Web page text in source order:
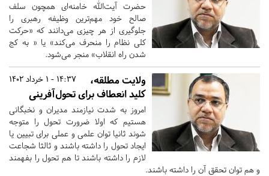
حضرت آیت‌الله خامنه‌ای همچون سلف
صالح خود مهم‌ترین وظیفه رهبری را
جلوگیری از هر چیزی می‌دانند که «حرکت
کلی نظام را منحرف می‌کند» یا « به کج
شدن راه انقلاب» منجر می‌شود.
14:37 - 1 خرداد 1402
ولایت مطلقه،
کلید انعطاف برای تحول‌آفرینی
امروز به شدت نیازمند مدیران و نخبگانی
هستیم که اولا ضرورت تحول را متوجه
شوند ثانیا توان علمی و عملی برای تبیین یا
ایجاد تحول را داشته باشند و ثالثا شجاعت
لازم را داشته باشند تا هم تحول را بفهمند
و هم توان تحقق آن را داشته باشند.